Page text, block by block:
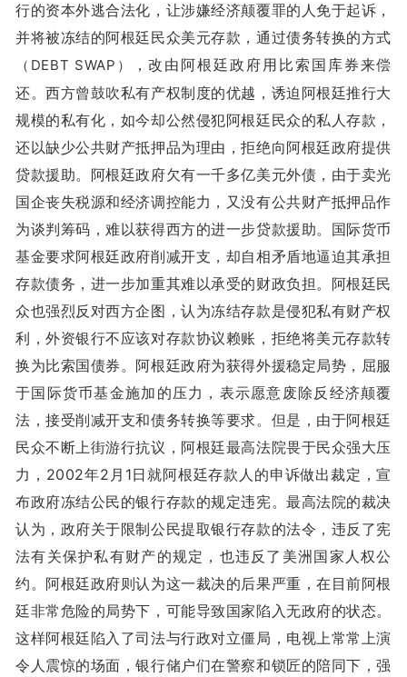
行的资本外逃合法化，让涉嫌经济颠覆罪的人免于起诉，
并将被冻结的阿根廷民众美元存款，通过债务转换的方式
（DEBT SWAP）
，改由阿根廷政府用比索国库券来偿
还。西方曾鼓吹私有产权制度的优越，诱迫阿根廷推行大
规模的私有化，如今却公然侵犯阿根廷民众的私人存款，
还以缺少公共财产抵押品为理由，拒绝向阿根廷政府提供
贷款援助。阿根廷政府欠有一千多亿美元外债，由于卖光
国企丧失税源和经济调控能力，又没有公共财产抵押品作
为谈判筹码，难以获得西方的进一步贷款援助。国际货币
基金要求阿根廷政府削减开支，却自相矛盾地逼迫其承担
存款债务，进一步加重其难以承受的财政负担。阿根廷民
众也强烈反对西方企图，认为冻结存款是侵犯私有财产权
利，外资银行不应该对存款协议赖账，拒绝将美元存款转
换为比索国债券。阿根廷政府为获得外援稳定局势，屈服
于国际货币基金施加的压力，表示愿意废除反经济颠覆
法，接受削减开支和债务转换等要求。但是，由于阿根廷
民众不断上街游行抗议，阿根廷最高法院畏于民众强大压
力，2002年2月1日就阿根廷存款人的申诉做出裁定，宣
布政府冻结公民的银行存款的规定违宪。最高法院的裁决
认为，政府关于限制公民提取银行存款的法令，违反了宪
法有关保护私有财产的规定，也违反了美洲国家人权公
约。阿根廷政府则认为这一裁决的后果严重，在目前阿根
廷非常危险的局势下，可能导致国家陷入无政府的状态。
这样阿根廷陷入了司法与行政对立僵局，电视上常常上演
令人震惊的场面，银行储户们在警察和锁匠的陪同下，强